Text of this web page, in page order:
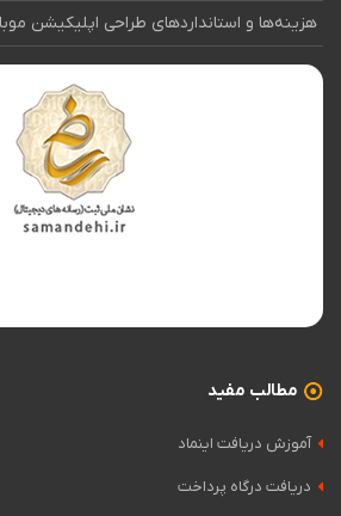
هزینه‌ها و استانداردهای طراحی اپلیکیشن
مطالب مفید
آموزش دریافت اینماد
دریافت درگاه پرداخت